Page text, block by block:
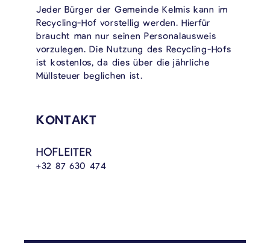
Jeder Bürger der Gemeinde Kelmis kann im
Recycling-Hof vorstellig werden. Hierfür
braucht man nur seinen Personalausweis
vorzulegen. Die Nutzung des Recycling-Hofs
ist kostenlos, da dies über die jährliche
Müllsteuer beglichen ist.
KONTAKT
HOFLEITER
+32 87 630 474